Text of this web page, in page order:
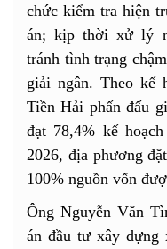
chức kiểm tra hiện
án; kịp thời xử lý
tránh tình trạng
giải ngân. Theo kế
Tiền Hải phấn đấu
đạt 78,4% kế
2026, địa phương
100% nguồn vốn
Ông Nguyễn Văn
án đầu tư xây dựng